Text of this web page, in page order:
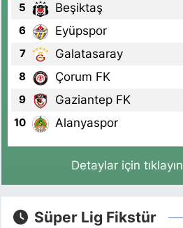
5 Beşiktaş
6 Eyüpspor
7 Galatasaray
8 Çorum FK
9 Gaziantep FK
10 Alanyaspor
Detaylar için tıklayın
Süper Lig Fikstür